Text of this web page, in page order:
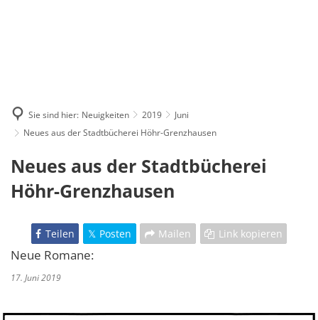
Sie sind hier: Neuigkeiten 2019
Juni
Neues aus der Stadtbücherei Höhr-Grenzhausen
Neues aus der Stadtbücherei
Höhr-Grenzhausen
Teilen Posten Mailen Link kopieren
Neue Romane:
17. Juni 2019